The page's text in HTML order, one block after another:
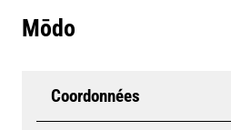
Mōdo
Coordonnées